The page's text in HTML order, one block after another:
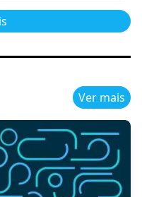
Ver mais